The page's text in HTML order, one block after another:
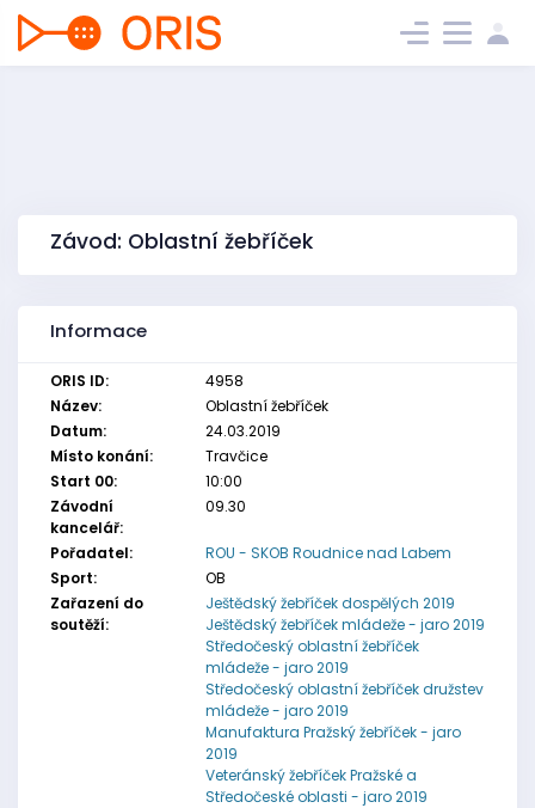
Závod: Oblastní žebříček
Informace
ORIS ID:
4958
Název:
Oblastní žebříček
Datum:
24.03.2019
Místo konání:
Travčice
Start 00:
10:00
Závodní
kancelář:
09.30
Pořadatel:
ROU - SKOB Roudnice nad Labem
Sport:
OB
Zařazení do
soutěží:
Ještědský žebříček dospělých 2019
Ještědský žebříček mládeže - jaro 2019
Středočeský oblastní žebříček
mládeže - jaro 2019
Středočeský oblastní žebříček družstev
mládeže - jaro 2019
Manufaktura Pražský žebříček - jaro
2019
Veteránský žebříček Pražské a
Středočeské oblasti - jaro 2019